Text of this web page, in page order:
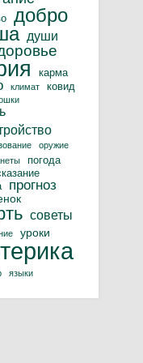
добро
души
карма
климат ковид
оружие
погода
прогноз
советы
уроки
языки